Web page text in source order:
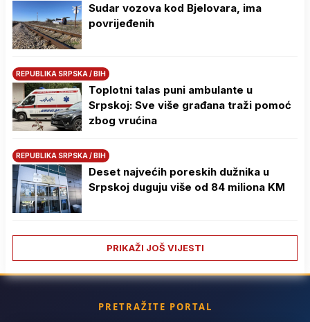
Sudar vozova kod Bjelovara, ima
povrijeđenih
REPUBLIKA SRPSKA / BIH
Toplotni talas puni ambulante u
Srpskoj: Sve više građana traži pomoć
zbog vrućina
REPUBLIKA SRPSKA / BIH
Deset najvećih poreskih dužnika u
Srpskoj duguju više od 84 miliona KM
PRIKAŽI JOŠ VIJESTI
PRETRAŽITE PORTAL